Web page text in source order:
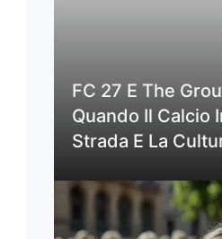
FC 27 E The
Quando Il Calcio
Strada E La